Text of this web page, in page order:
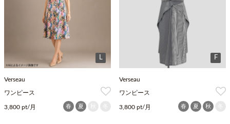
L
Verseau
ワンピース
3,800 pt/月 春 夏
F
Verseau
ワンピース
3,800 pt/月 春 夏 秋